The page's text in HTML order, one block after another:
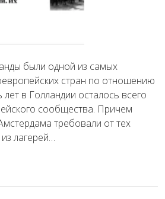
были одной из самых
стран по отношению
лет в Голландии осталось всего
сообщества. Причем
требовали от тех
лагерей…